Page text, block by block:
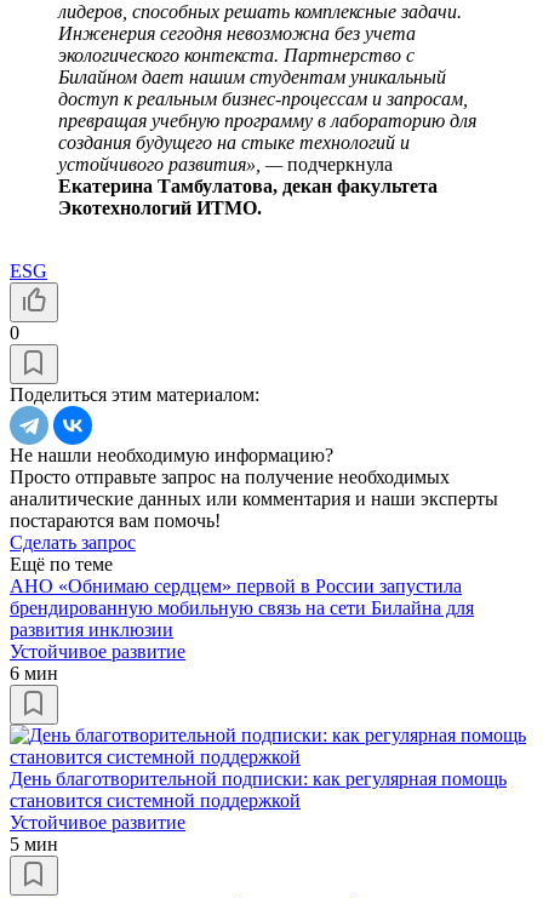
лидеров, способных решать комплексные задачи.
Инженерия сегодня невозможна без учета
экологического контекста. Партнерство с
Билайном дает нашим студентам уникальный
доступ к реальным бизнес-процессам и запросам,
превращая учебную программу в лабораторию для
создания будущего на стыке технологий и
устойчивого развития», —подчеркнула
Екатерина Тамбулатова, декан факультета
Экотехнологий ИТМО.
ESG
0
Поделиться этим материалом:
Не нашли необходимую информацию?
Просто отправьте запрос на получение необходимых
аналитические данных или комментария и наши эксперты
постараются вам помочь!
Сделать запрос
Ещё по теме
АНО «Обнимаю сердцем» первой в России запустила
брендированную мобильную связь на сети Билайна для
развития инклюзии
Устойчивое развитие
6 мин
День благотворительной подписки: как регулярная помощь
становится системной поддержкой
Устойчивое развитие
5 мин